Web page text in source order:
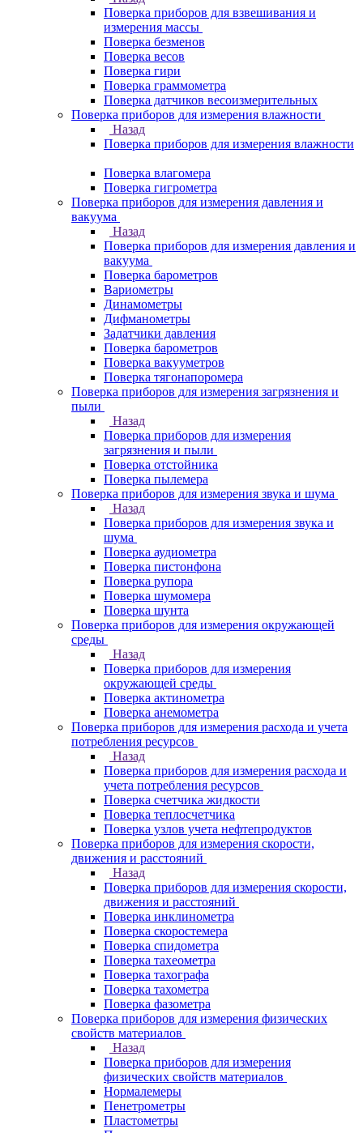
Поверка приборов для взвешивания и
измерения массы
Поверка безменов
Поверка весов
Поверка гири
Поверка граммометра
Поверка датчиков весоизмерительных
Поверка приборов для измерения влажности
Назад
Поверка приборов для измерения влажности
Поверка влагомера
Поверка гигрометра
Поверка приборов для измерения давления и
вакуума
Назад
Поверка приборов для измерения давления и
вакуума
Поверка барометров
Вариометры
Динамометры
Дифманометры
Задатчики давления
Поверка барометров
Поверка вакууметров
Поверка тягонапоромера
Поверка приборов для измерения загрязнения и
пыли
Назад
Поверка приборов для измерения
загрязнения и пыли
Поверка отстойника
Поверка пылемера
Поверка приборов для измерения звука и шума
Назад
Поверка приборов для измерения звука и
шума
Поверка аудиометра
Поверка пистонфона
Поверка рупора
Поверка шумомера
Поверка шунта
Поверка приборов для измерения окружающей
среды
Назад
Поверка приборов для измерения
окружающей среды
Поверка актинометра
Поверка анемометра
Поверка приборов для измерения расхода и учета
потребления ресурсов
Назад
Поверка приборов для измерения расхода и
учета потребления ресурсов
Поверка счетчика жидкости
Поверка теплосчетчика
Поверка узлов учета нефтепродуктов
Поверка приборов для измерения скорости,
движения и расстояний
Назад
Поверка приборов для измерения скорости,
движения и расстояний
Поверка инклинометра
Поверка скоростемера
Поверка спидометра
Поверка тахеометра
Поверка тахографа
Поверка тахометра
Поверка фазометра
Поверка приборов для измерения физических
свойств материалов
Назад
Поверка приборов для измерения
физических свойств материалов
Нормалемеры
Пенетрометры
Пластометры